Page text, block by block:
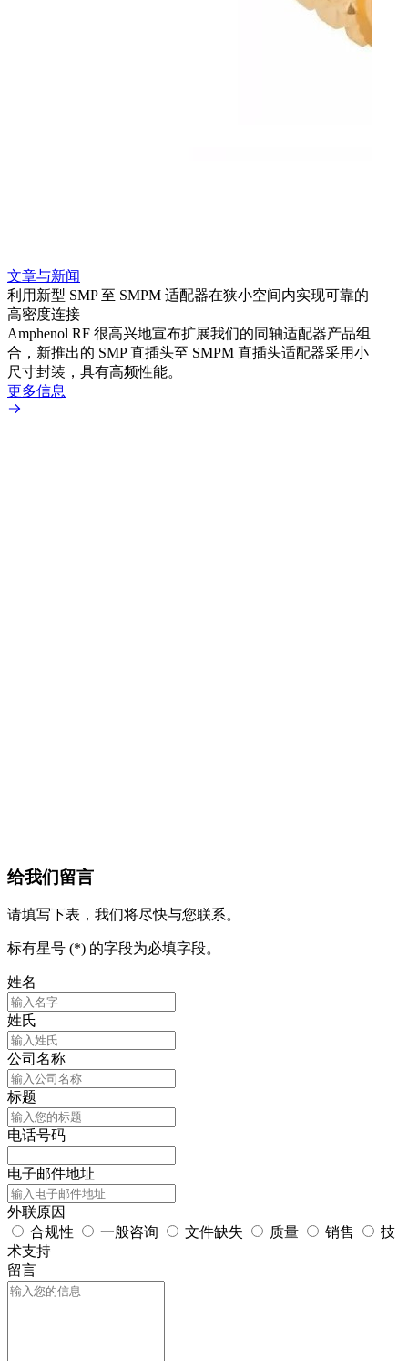
文章与新闻
利用新型 SMP 至 SMPM 适配器在狭小空间内实现可靠的
高密度连接
Amphenol RF 很高兴地宣布扩展我们的同轴适配器产品组
合，新推出的 SMP 直插头至 SMPM 直插头适配器采用小
尺寸封装，具有高频性能。
更多信息
给我们留言
请填写下表，我们将尽快与您联系。
标有星号 (*) 的字段为必填字段。
姓名
姓氏
公司名称
标题
电话号码
电子邮件地址
外联原因
合规性
一般咨询 文件缺失 质量 销售
技
术支持
留言